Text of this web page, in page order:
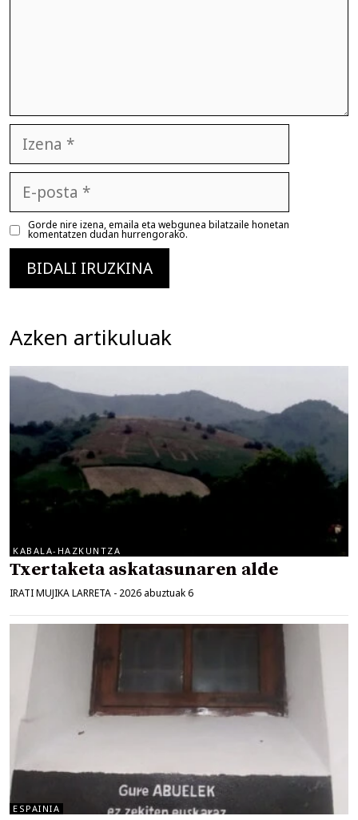
posta
Gorde nire izena, emaila eta webgunea bilatzaile honetan
komentatzen dudan hurrengorako.
Azken artikuluak
KABALA-HAZKUNTZA
Txertaketa askatasunaren alde
IRATI MUJIKA LARRETA - 2026 abuztuak 6
ESPAINIA